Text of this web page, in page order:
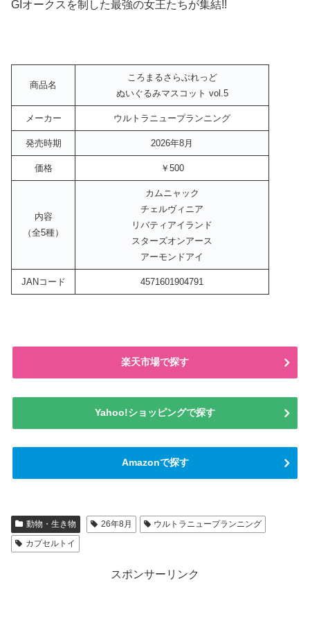
GIオークスを制した最強の女王たちが集結!!
商品名
ころまるさらぶれっど
ぬいぐるみマスコット vol.5
メーカー ウルトラニュープランニング
発売時期 2026年8月
価格 ￥500
内容
（全5種）
カムニャック
チェルヴィニア
リバティアイランド
スターズオンアース
アーモンドアイ
JANコード 4571601904791
楽天市場で探す
Yahoo!ショッピングで探す
Amazonで探す
動物・生き物 26年8月
ウルトラニュープランニング
カプセルトイ
スポンサーリンク